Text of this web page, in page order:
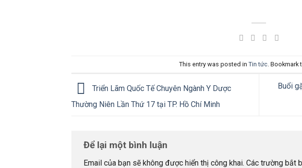
This entry was posted in Tin tức. Bookmark
Triển Lãm Quốc Tế Chuyên Ngành Y Dược
Thường Niên Lần Thứ 17 tại TP. Hồ Chí Minh
Buổi
Để lại một bình luận
Email của bạn sẽ không được hiển thị công khai. Các trường bắt